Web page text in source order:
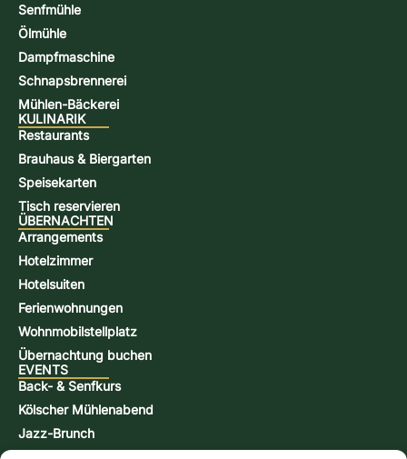
Senfmühle
Ölmühle
Dampfmaschine
Schnapsbrennerei
Mühlen-Bäckerei
KULINARIK
Restaurants
Brauhaus & Biergarten
Speisekarten
Tisch reservieren
ÜBERNACHTEN
Arrangements
Hotelzimmer
Hotelsuiten
Ferienwohnungen
Wohnmobilstellplatz
Übernachtung buchen
EVENTS
Back- & Senfkurs
Kölscher Mühlenabend
Jazz-Brunch